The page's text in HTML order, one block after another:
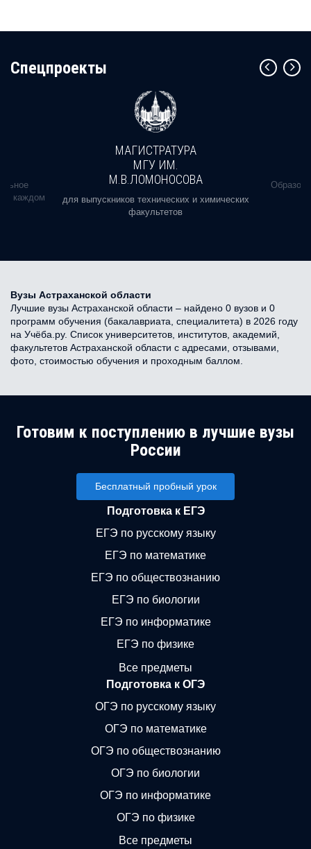
Cпецпроекты
в каждом
МАГИСТРАТУРА
МГУ ИМ.
М.В.ЛОМОНОСОВА
для выпускников технических и химических
факультетов
Вузы Астраханской области
Лучшие вузы Астраханской области – найдено 0 вузов и 0
программ обучения (бакалавриата, специалитета) в 2026 году
на Учёба.ру. Список университетов, институтов, академий,
факультетов Астраханской области с адресами, отзывами,
фото, стоимостью обучения и проходным баллом.
Готовим к поступлению в лучшие вузы
России
Бесплатный пробный урок
Подготовка к ЕГЭ
ЕГЭ по русскому языку
ЕГЭ по математике
ЕГЭ по обществознанию
ЕГЭ по биологии
ЕГЭ по информатике
ЕГЭ по физике
Все предметы
Подготовка к ОГЭ
ОГЭ по русскому языку
ОГЭ по математике
ОГЭ по обществознанию
ОГЭ по биологии
ОГЭ по информатике
ОГЭ по физике
Все предметы